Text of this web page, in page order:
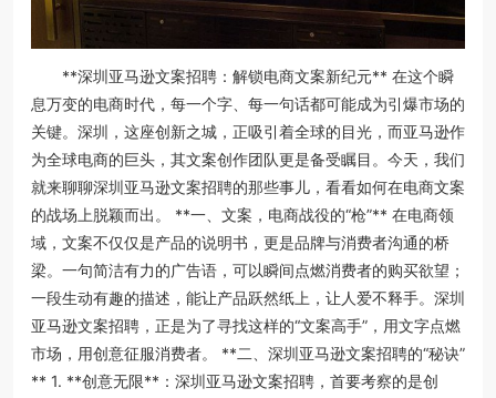
**深圳亚马逊文案招聘：解锁电商文案新纪元** 在这个瞬
息万变的电商时代，每一个字、每一句话都可能成为引爆市场的
关键。深圳，这座创新之城，正吸引着全球的目光，而亚马逊作
为全球电商的巨头，其文案创作团队更是备受瞩目。今天，我们
就来聊聊深圳亚马逊文案招聘的那些事儿，看看如何在电商文案
的战场上脱颖而出。 **一、文案，电商战役的“枪”** 在电商领
域，文案不仅仅是产品的说明书，更是品牌与消费者沟通的桥
梁。一句简洁有力的广告语，可以瞬间点燃消费者的购买欲望；
一段生动有趣的描述，能让产品跃然纸上，让人爱不释手。深圳
亚马逊文案招聘，正是为了寻找这样的“文案高手”，用文字点燃
市场，用创意征服消费者。 **二、深圳亚马逊文案招聘的“秘诀”
** 1. **创意无限**：深圳亚马逊文案招聘，首要考察的是创